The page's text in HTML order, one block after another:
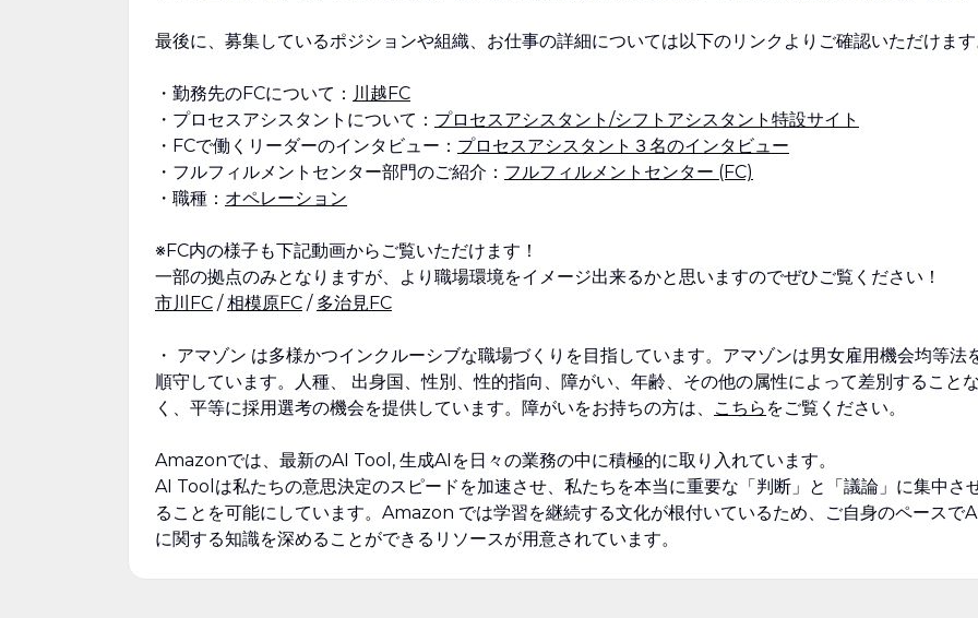
最後に、募集しているポジションや組織、お仕事の詳細については以下のリンクよりご確認いただけます
・勤務先のFCについて： 川越FC
・プロセスアシスタントについて： プロセスアシスタント/シフトアシスタント特設サイト
・FCで働くリーダーのインタビュー： プロセスアシスタント３名のインタビュー
・フルフィルメントセンター部門のご紹介： フルフィルメントセンター (FC)
・職種： オペレーション
※FC内の様子も下記動画からご覧いただけます！
一部の拠点のみとなりますが、より職場環境をイメージ出来るかと思いますのでぜひご覧ください！
市川FC /相模原FC / 多治見FC
・ アマゾン は多様かつインクルーシブな職場づくりを目指しています。アマゾンは男女雇用機会均等法
順守しています。人種、 出身国、性別、性的指向、障がい、年齢、その他の属性によって差別することな
く、平等に採用選考の機会を提供しています。障がいをお持ちの方は、
こちら をご覧ください。
Amazonでは、最新のAI Tool, 生成AIを日々の業務の中に積極的に取り入れています。
AI Toolは私たちの意思決定のスピードを加速させ、私たちを本当に重要な「判断」と「議論」に集中さ
ることを可能にしています。Amazon では学習を継続する文化が根付いているため、ご自身のペースで
に関する知識を深めることができるリソースが用意されています。